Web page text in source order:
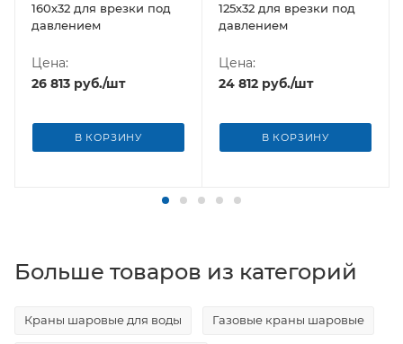
160х32 для врезки под
давлением
Цена:
26 813 руб./шт
В КОРЗИНУ
125х32 для врезки под
давлением
Цена:
24 812 руб./шт
В КОРЗИНУ
Больше товаров из категорий
Краны шаровые для воды Газовые краны шаровые